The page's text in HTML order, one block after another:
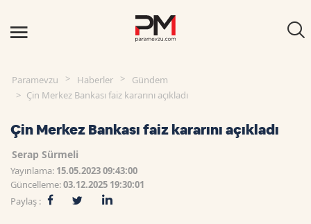
Paramevzu Haberler
Gündem
Çin Merkez Bankası faiz kararını açıkladı
Çin Merkez Bankası faiz kararını açıkladı
Serap Sürmeli
Yayınlama: 15.05.2023 09:43:00
Güncelleme:03.12.2025 19:30:01
Paylaş :